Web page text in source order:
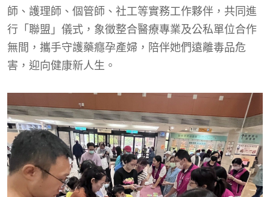
師、護理師、個管師、社工等實務工作夥伴，共同進
行「聯盟」儀式，象徵整合醫療專業及公私單位合作
無間，攜手守護藥癮孕產婦，陪伴她們遠離毒品危
害，迎向健康新人生。